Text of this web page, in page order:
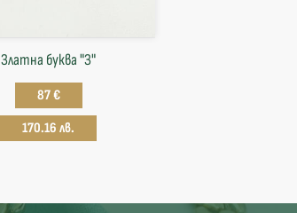
Златна буква "З"
87 €
170.16 лв.